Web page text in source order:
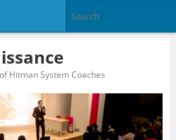
Hitman System Coaches